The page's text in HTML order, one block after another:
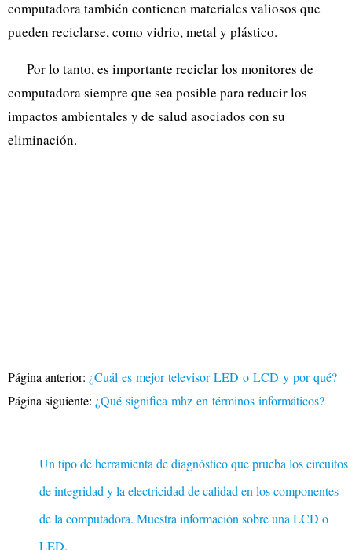
computadora también contienen materiales valiosos que
pueden reciclarse, como vidrio, metal y plástico.
Por lo tanto, es importante reciclar los monitores de
computadora siempre que sea posible para reducir los
impactos ambientales y de salud asociados con su
eliminación.
Página anterior: ¿Cuál es mejor televisor LED o LCD y por qué?
Página siguiente: ¿Qué significa mhz en términos informáticos?
Un tipo de herramienta de diagnóstico que prueba los circuitos
de integridad y la electricidad de calidad en los componentes
de la computadora. Muestra información sobre una LCD o
LED.